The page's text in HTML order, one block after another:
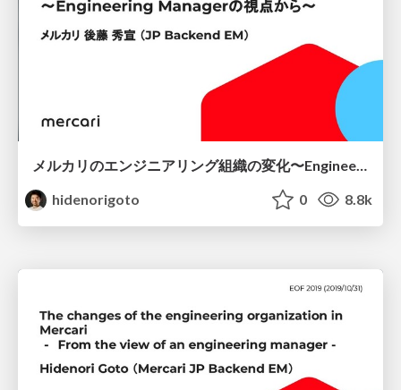
メルカリのエンジニアリング組織の変化〜Engineering Managerの視点から〜
hidenorigoto
0 8.8k